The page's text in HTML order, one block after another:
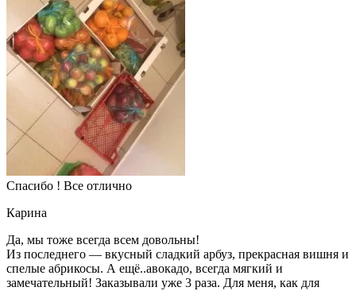
Спасибо ! Все отлично
Карина
Да, мы тоже всегда всем довольны!
Из последнего — вкусный сладкий арбуз, прекрасная вишня и
спелые абрикосы. А ещё..авокадо, всегда мягкий и
замечательный! Заказывали уже 3 раза. Для меня, как для